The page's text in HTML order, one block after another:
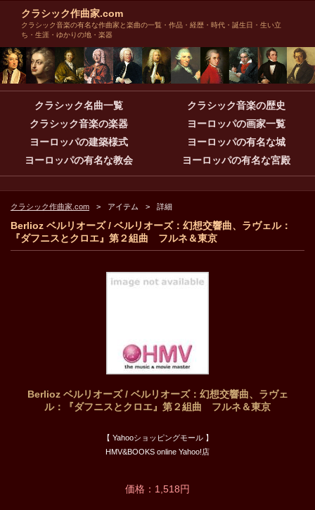
クラシック作曲家.com
クラシック音楽の有名な作曲家と楽曲の一覧・作品・経歴・時代・誕生日・生い立
ち・生涯・ゆかりの地・楽器
クラシック名曲一覧
クラシック音楽の歴史
クラシック音楽の楽器
ヨーロッパの画家一覧
ヨーロッパの建築様式
ヨーロッパの有名な城
ヨーロッパの有名な教会
ヨーロッパの有名な宮殿
クラシック作曲家.com アイテム 詳細
Berlioz ベルリオーズ / ベルリオーズ：幻想交響曲、ラヴェル：
『ダフニスとクロエ』第２組曲 フルネ＆東京
Berlioz ベルリオーズ / ベルリオーズ：幻想交響曲、ラヴェ
ル：『ダフニスとクロエ』第２組曲 フルネ＆東京
【 Yahooショッピングモール 】
HMV&BOOKS online Yahoo!店
価格：1,518円